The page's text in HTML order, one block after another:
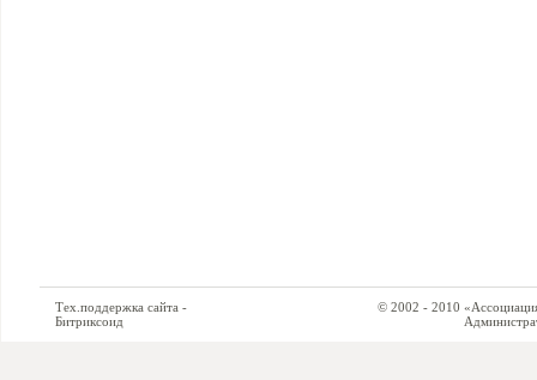
Тех.поддержка сайта -
Битриксоид
© 2002 - 2010 «Ассоциация